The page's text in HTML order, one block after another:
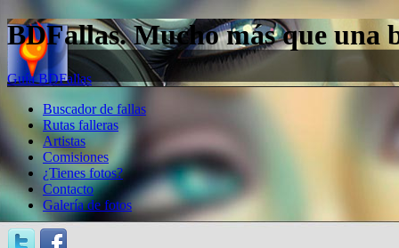
BDFallas. Mucho más que una
Guía BDFallas
Buscador de fallas
Rutas falleras
Artistas
Comisiones
¿Tienes fotos?
Contacto
Galería de fotos